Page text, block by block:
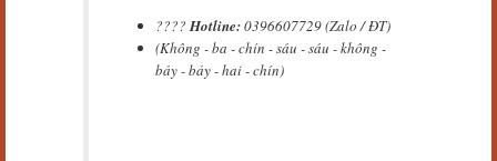
????Hotline:0396607729 (Zalo / ĐT)
(Không - ba - chín - sáu - sáu - không -
bảy - bảy - hai - chín)